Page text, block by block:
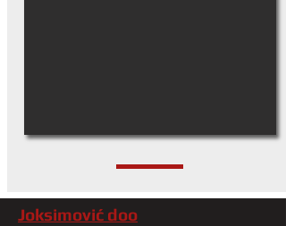
Joksimović doo